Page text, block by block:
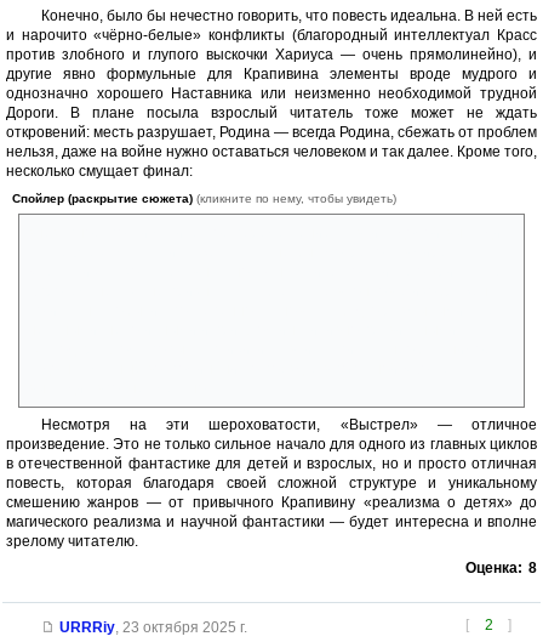
Конечно, было бы нечестно говорить, что повесть идеальна. В ней есть
и нарочито «чёрно-белые» конфликты (благородный интеллектуал Красс
против злобного и глупого выскочки Хариуса — очень прямолинейно), и
другие явно формульные для Крапивина элементы вроде мудрого и
однозначно хорошего Наставника или неизменно необходимой трудной
Дороги. В плане посыла взрослый читатель тоже может не ждать
откровений: месть разрушает, Родина — всегда Родина, сбежать от проблем
нельзя, даже на войне нужно оставаться человеком и так далее. Кроме того,
несколько смущает финал:
Спойлер (раскрытие сюжета) (кликните по нему, чтобы увидеть)
Несмотря на эти шероховатости, «Выстрел» — отличное
произведение. Это не только сильное начало для одного из главных циклов
в отечественной фантастике для детей и взрослых, но и просто отличная
повесть, которая благодаря своей сложной структуре и уникальному
смешению жанров — от привычного Крапивину «реализма о детях» до
магического реализма и научной фантастики — будет интересна и вполне
зрелому читателю.
Оценка: 8
[ 2 ]
URRRiy, 23 октября 2025 г.